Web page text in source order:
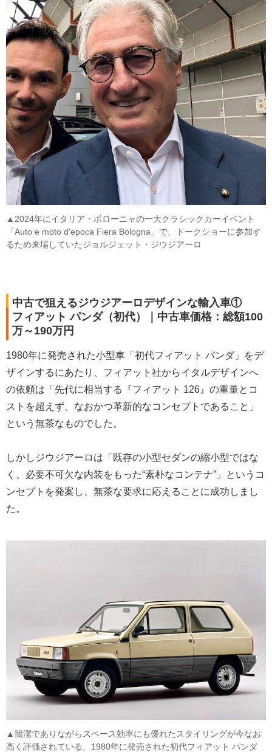
▲2024年にイタリア・ボローニャの一大クラシックカーイベント
「Auto e moto d'epoca Fiera Bologna」で、トークショーに参加す
るため来場していたジョルジェット・ジウジアーロ
中古で狙えるジウジアーロデザインな輸入車①
フィアット パンダ（初代）｜中古車価格：総額100
万～190万円
1980年に発売された小型車「初代フィアット パンダ」をデ
ザインするにあたり、フィアット社からイタルデザインへ
の依頼は「先代に相当する『フィアット 126』の重量とコ
ストを超えず、なおかつ革新的なコンセプトであること」
という無茶なものでした。
しかしジウジアーロは「既存の小型セダンの縮小型ではな
く、必要不可欠な内装をもった“素朴なコンテナ”」というコ
ンセプトを発案し、無茶な要求に応えることに成功しまし
た。
▲簡潔でありながらスペース効率にも優れたスタイリングが今なお
高く評価されている、1980年に発売された初代フィアット パンダ